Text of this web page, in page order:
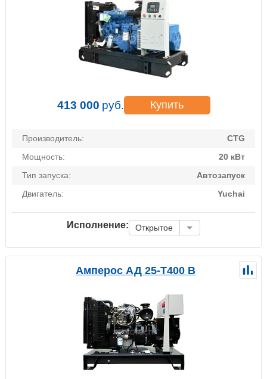
413 000 руб. Купить
Производитель:
CTG
Мощность:
20 кВт
Тип запуска:
Автозапуск
Двигатель:
Yuchai
Исполнение: Открытое
Амперос АД 25-Т400 B